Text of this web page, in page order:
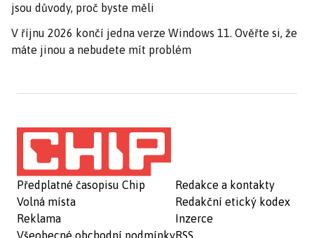
jsou důvody, proč byste měli
V říjnu 2026 končí jedna verze Windows 11. Ověřte si, že
máte jinou a nebudete mít problém
Předplatné časopisu Chip
Volná místa
Reklama
Všeobecné obchodní podmínky
Redakce a kontakty
Redakční etický kodex
Inzerce
RSS